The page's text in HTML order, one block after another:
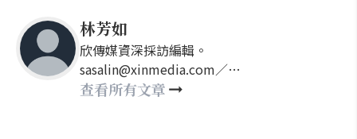
林芳如
欣傳媒資深採訪編輯。
sasalin@xinmedia.com／
happy21917@gmail.com
查看所有文章